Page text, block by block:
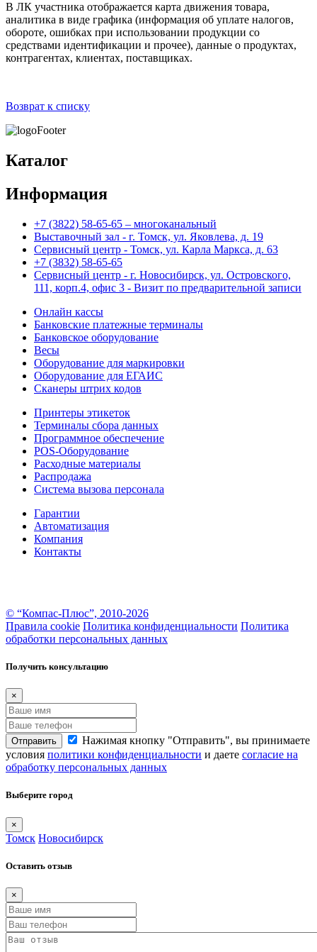
В ЛК участника отображается карта движения товара,
аналитика в виде графика (информация об уплате налогов,
обороте, ошибках при использовании продукции со
средствами идентификации и прочее), данные о продуктах,
контрагентах, клиентах, поставщиках.
Возврат к списку
Каталог
Информация
+7 (3822) 58-65-65 – многоканальный
Выставочный зал - г. Томск, ул. Яковлева, д. 19
Сервисный центр - Томск, ул. Карла Маркса, д. 63
+7 (3832) 58-65-65
Сервисный центр - г. Новосибирск, ул. Островского,
111, корп.4, офис 3 - Визит по предварительной записи
Онлайн кассы
Банковские платежные терминалы
Банковское оборудование
Весы
Оборудование для маркировки
Оборудование для ЕГАИС
Сканеры штрих кодов
Принтеры этикеток
Терминалы сбора данных
Программное обеспечение
POS-Оборудование
Расходные материалы
Распродажа
Система вызова персонала
Гарантии
Автоматизация
Компания
Контакты
© “Компас-Плюс”, 2010-2026
Правила cookie Политика конфиденциальности Политика
обработки персональных данных
Получить консультацию
×
Отправить
Нажимая кнопку "Отправить", вы принимаете
условия политики конфиденциальности и даете согласие на
обработку персональных данных
Выберите город
×
Томск Новосибирск
Оставить отзыв
×